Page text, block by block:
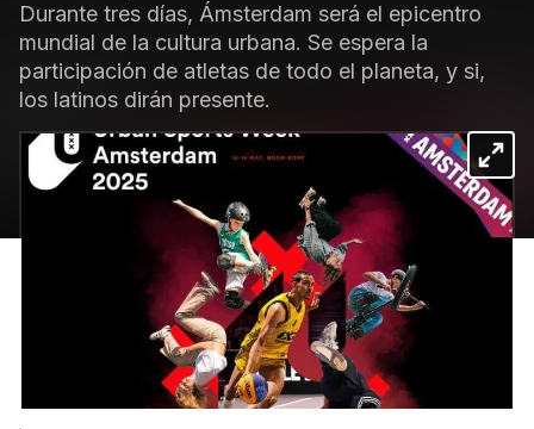
Durante tres días, Ámsterdam será el epicentro
mundial de la cultura urbana. Se espera la
participación de atletas de todo el planeta, y si,
los latinos dirán presente.